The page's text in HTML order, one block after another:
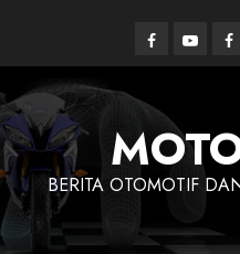
content
Facebook
Youtube
BERITA OTOMOTIF